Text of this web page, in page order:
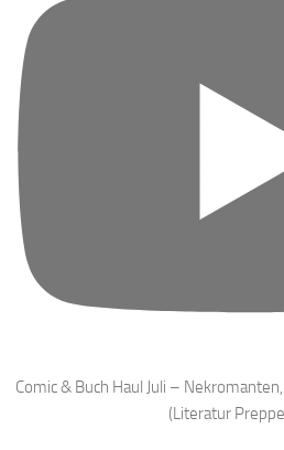
Comic & Buch Haul Juli –
(Literatur